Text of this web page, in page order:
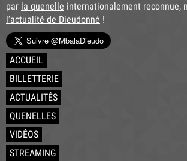
par la quenelle internationalement reconnue,
l’actualité de Dieudonné !
ACCUEIL
BILLETTERIE
ACTUALITÉS
QUENELLES
VIDÉOS
STREAMING